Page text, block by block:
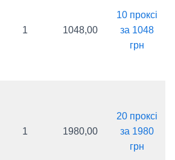
1 1048,00
10 проксі
за 1048
грн
1 1980,00
20 проксі
за 1980
грн